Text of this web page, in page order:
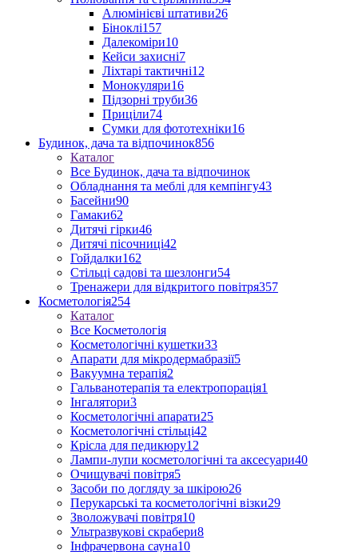
Алюмінієві штативи26
Біноклі157
Далекоміри10
Кейси захисні7
Ліхтарі тактичні12
Монокуляри16
Підзорні труби36
Приціли74
Сумки для фототехніки16
Будинок, дача та відпочинок856
Каталог
Все Будинок, дача та відпочинок
Обладнання та меблі для кемпінгу43
Басейни90
Гамаки62
Дитячі гірки46
Дитячі пісочниці42
Гойдалки162
Стільці садові та шезлонги54
Тренажери для відкритого повітря357
Косметологія254
Каталог
Все Косметологія
Косметологічні кушетки33
Апарати для мікродермабразії5
Вакуумна терапія2
Гальванотерапія та електропорація1
Інгалятори3
Косметологічні апарати25
Косметологічні стільці42
Крісла для педикюру12
Лампи-лупи косметологічні та аксесуари40
Очищувачі повітря5
Засоби по догляду за шкірою26
Перукарські та косметологічні візки29
Зволожувачі повітря10
Ультразвукові скрабери8
Інфрачервона сауна10